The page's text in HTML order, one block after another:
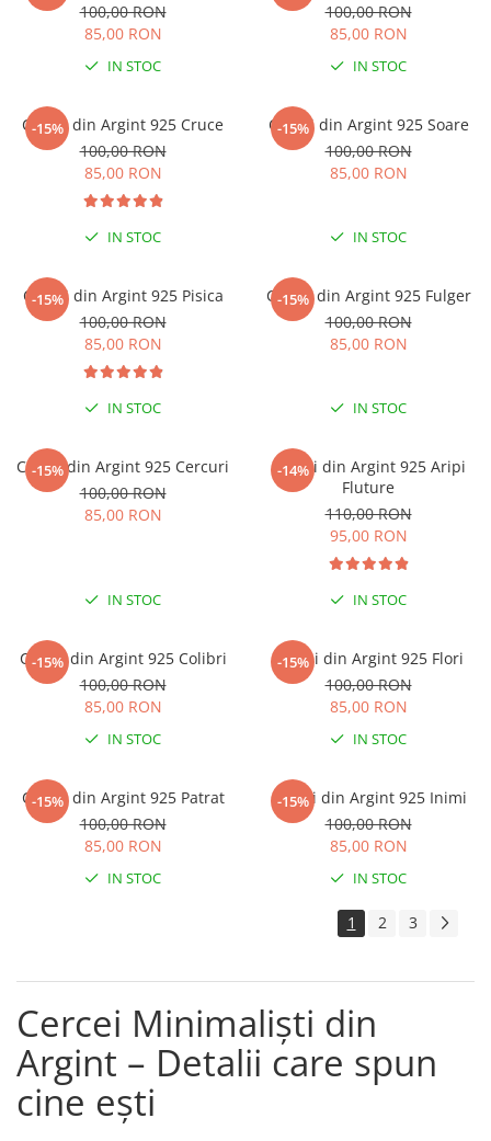
100,00 RON
85,00 RON
IN STOC
100,00 RON
85,00 RON
IN STOC
-15%
Cercei din Argint 925 Cruce
100,00 RON
85,00 RON
IN STOC
-15%
Cercei din Argint 925 Soare
100,00 RON
85,00 RON
IN STOC
-15%
Cercei din Argint 925 Pisica
100,00 RON
85,00 RON
IN STOC
-15%
Cercei din Argint 925 Fulger
100,00 RON
85,00 RON
IN STOC
-15%
Cercei din Argint 925 Cercuri
100,00 RON
85,00 RON
IN STOC
-14%
Cercei din Argint 925 Aripi
Fluture
110,00 RON
95,00 RON
IN STOC
-15%
Cercei din Argint 925 Colibri
100,00 RON
85,00 RON
IN STOC
-15%
Cercei din Argint 925 Flori
100,00 RON
85,00 RON
IN STOC
-15%
Cercei din Argint 925 Patrat
100,00 RON
85,00 RON
IN STOC
-15%
Cercei din Argint 925 Inimi
100,00 RON
85,00 RON
IN STOC
1 2 3
Cercei Minimaliști din
Argint – Detalii care spun
cine ești